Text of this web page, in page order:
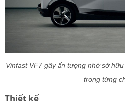
Vinfast VF7 gây ấn tượng nhờ sở
trong từng
Thiết kế